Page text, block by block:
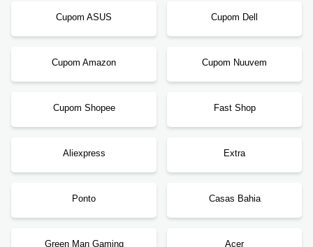
Cupom ASUS Cupom Dell
Cupom Amazon Cupom Nuuvem
Cupom Shopee Fast Shop
Aliexpress Extra
Ponto Casas Bahia
Green Man Gaming Acer